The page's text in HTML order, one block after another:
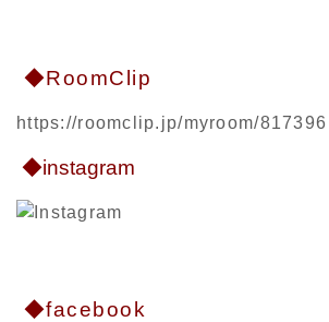
◆RoomClip
https://roomclip.jp/myroom/817396
◆instagram
◆facebook